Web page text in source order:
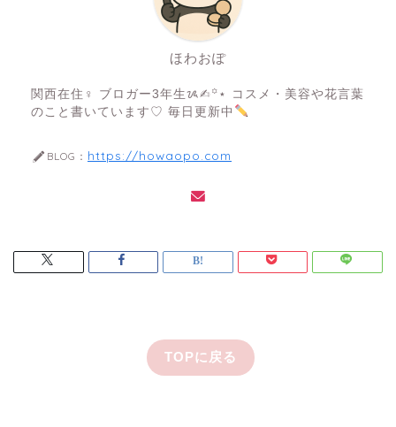
ほわおぽ
関西在住♀ ブロガー3年生ᝰ✍︎꙳⋆ コスメ・美容や花言葉
のこと書いています♡ 毎日更新中
BLOG： https://howaopo.com
TOPに戻る